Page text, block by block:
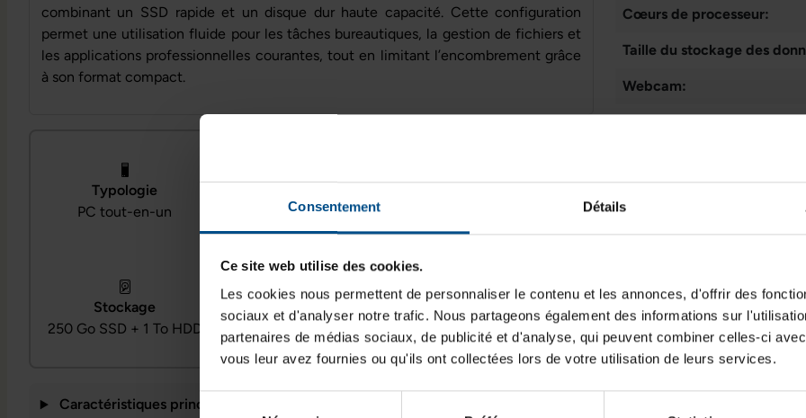
Consentement Détails
Ce site web utilise des cookies.
Les cookies nous permettent de personnaliser le contenu et les annonces, d'offrir des
sociaux et d'analyser notre trafic. Nous partageons également des informations sur
partenaires de médias sociaux, de publicité et d'analyse, qui peuvent combiner celles-ci
vous leur avez fournies ou qu'ils ont collectées lors de votre utilisation de leurs services.
Sélection
combinant un SSD rapide et un disque dur haute capacité. Cette configuration
permet une utilisation fluide pour les tâches bureautiques, la gestion de fichiers et
les applications professionnelles courantes, tout en limitant l’encombrement grâce
à son format compact.
Typologie
PC tout-en-un
Processeur
Intel Pentium Gold
Stockage
250 Go SSD + 1 To HDD
Système d’exploitation
Windows 11
Professionnel
USB, DisplayPort, RJ‑45
Caractéristiques principales
Cœurs de processeur:
Taille du stockage des
Webcam:
Taille de l'écran:
Résolution de l'écran:
Typologie:
État: